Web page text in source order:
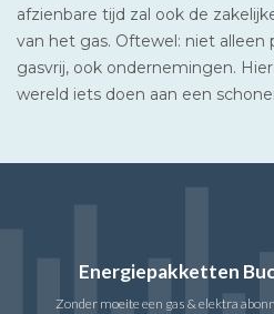
afzienbare tijd zal ook de
van het gas. Oftewel: niet alleen
gasvrij, ook ondernemingen.
wereld iets doen aan een
Energiepakketten
Zonder moeite een gas & elektra